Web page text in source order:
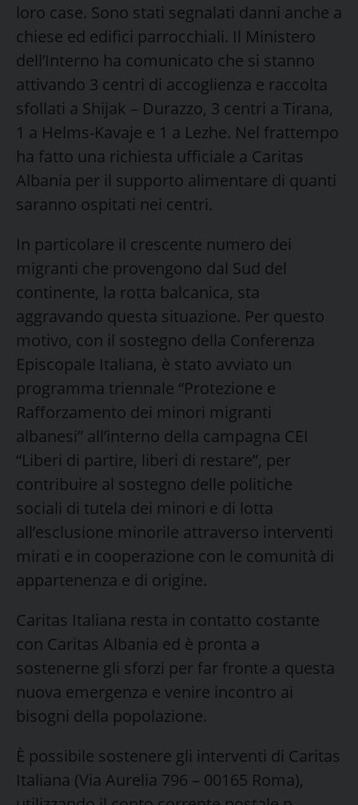
loro case. Sono stati segnalati danni anche a
chiese ed edifici parrocchiali. Il Ministero
dell’Interno ha comunicato che si stanno
attivando 3 centri di accoglienza e raccolta
sfollati a Shijak – Durazzo, 3 centri a Tirana,
1 a Helms-Kavaje e 1 a Lezhe. Nel frattempo
ha fatto una richiesta ufficiale a Caritas
Albania per il supporto alimentare di quanti
saranno ospitati nei centri.
In particolare il crescente numero dei
migranti che provengono dal Sud del
continente, la rotta balcanica, sta
aggravando questa situazione. Per questo
motivo, con il sostegno della Conferenza
Episcopale Italiana, è stato avviato un
programma triennale “Protezione e
Rafforzamento dei minori migranti
albanesi” all’interno della campagna CEI
“Liberi di partire, liberi di restare”, per
contribuire al sostegno delle politiche
sociali di tutela dei minori e di lotta
all’esclusione minorile attraverso interventi
mirati e in cooperazione con le comunità di
appartenenza e di origine.
Caritas Italiana resta in contatto costante
con Caritas Albania ed è pronta a
sostenerne gli sforzi per far fronte a questa
nuova emergenza e venire incontro ai
bisogni della popolazione.
È possibile sostenere gli interventi di Caritas
Italiana (Via Aurelia 796 – 00165 Roma),